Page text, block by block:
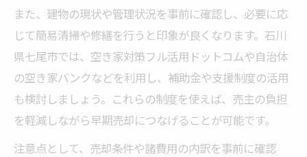
また、建物の現状や管理状況を事前に確認し、必要に応
じて簡易清掃や修繕を行うと印象が良くなります。石川
県七尾市では、空き家対策フル活用ドットコムや自治体
の空き家バンクなどを利用し、補助金や支援制度の活用
も検討しましょう。これらの制度を使えば、売主の負担
を軽減しながら早期売却につなげることが可能です。
注意点として、売却条件や諸費用の内訳を事前に確認